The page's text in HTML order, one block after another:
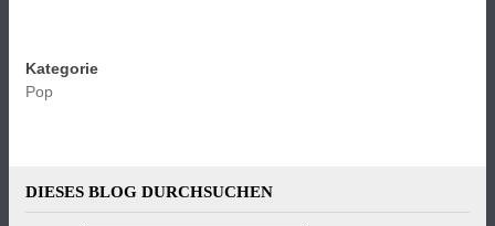
Kategorie
Pop
DIESES BLOG DURCHSUCHEN